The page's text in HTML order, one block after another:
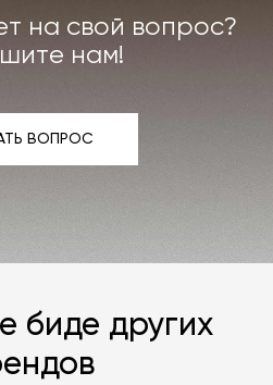
на свой вопрос?
нам!
ВОПРОС
биде других